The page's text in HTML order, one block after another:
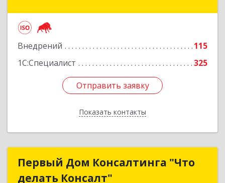
Внедрений
115
1С:Специалист
325
Отправить заявку
Показать контакты
Подробнее
Отправить заявку
Назад
Первый Дом Консалтинга "Что
делать Консалт"
Первый Дом Консалтинга "Что